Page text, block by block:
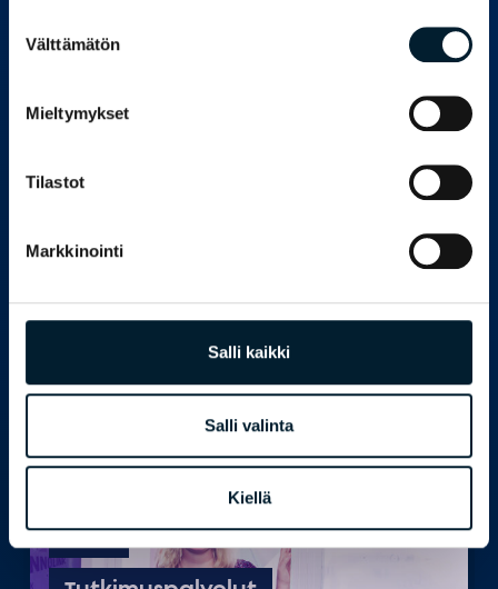
valinta
Välttämätön
Mieltymykset
Tilastot
Markkinointi
Salli kaikki
Salli valinta
Kiellä
Tutkimuspalvelut
Johtajuuden merkitys organisaation
Hyvä johtaminen on peruskivi, jonka varaan organisaation
puolestaan johtaa parempaan työilmapiiriin, tehokkuuden
kasvuun ja innovaatioiden syntymiseen.
Blog